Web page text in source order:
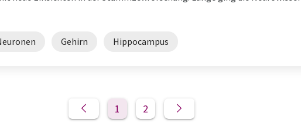
Gehirn Hippocampus
1 2